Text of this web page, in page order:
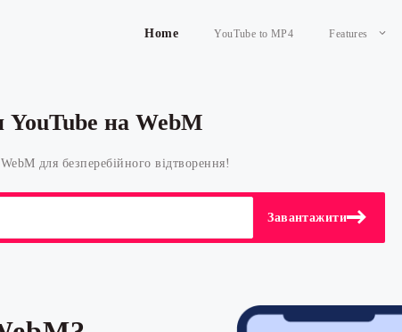
Home YouTube to MP4 Features
YouTube на WebM
для безперебійного відтворення!
Завантажити